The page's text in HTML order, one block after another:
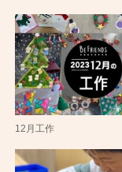
12月工作